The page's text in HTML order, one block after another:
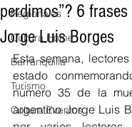
Regionales
Cultura Home
Barranquilla
Turismo
Cultura Eventos
perdimos”? 6
Jorge Luis Borges
Esta semana,
estado
número 35 de la
argentino Jorge Luis